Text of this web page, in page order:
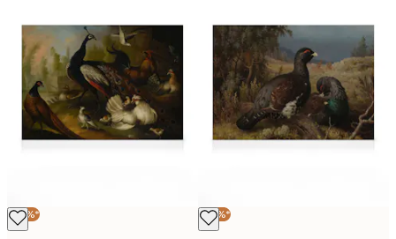
-25%* -25%*